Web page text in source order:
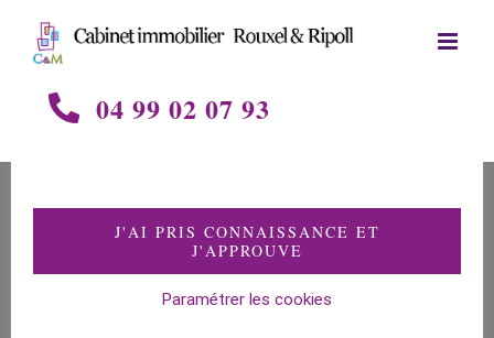
content
04 99 02 07 93
La cure à Balaruc et
ses bienfaits !
J'AI PRIS CONNAISSANCE ET
J'APPROUVE
Paramétrer les cookies